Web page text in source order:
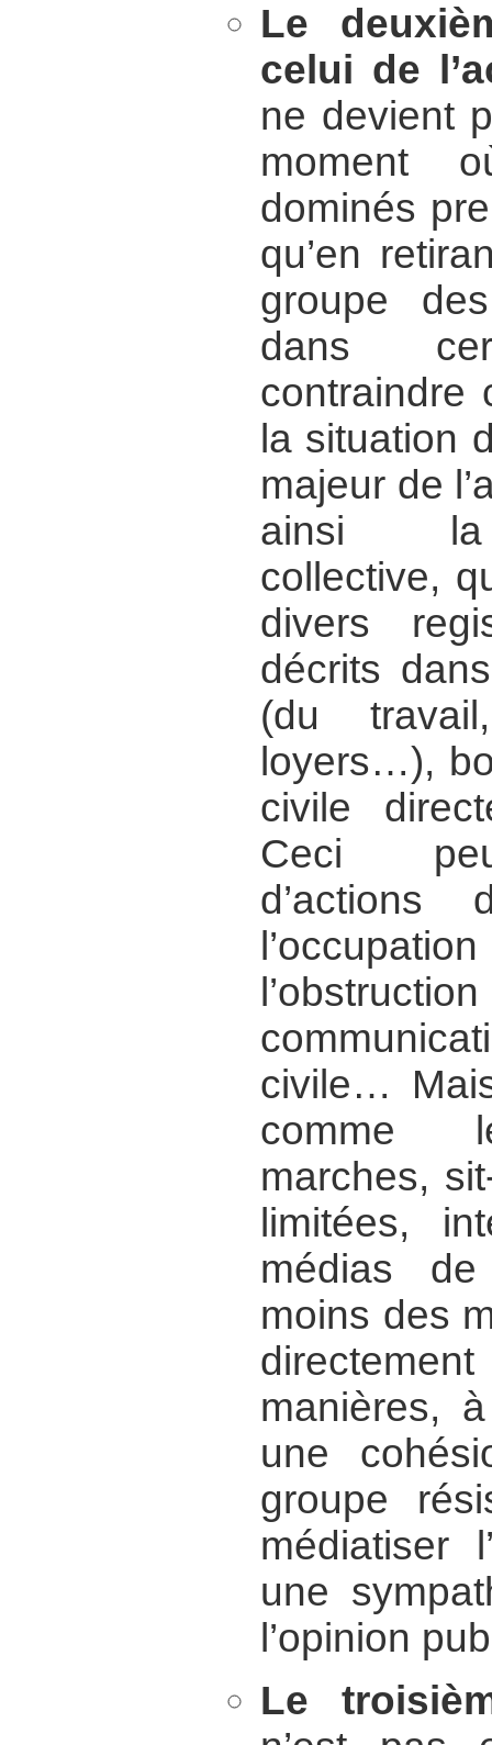
Le
celui de
ne devient
moment
dominés
qu’en
groupe
dans
contraindre
la situation
majeur de
ainsi la
collective,
divers
décrits
(du
loyers…),
civile
Ceci
d’actions
civile…
comme
marches,
limitées,
médias
moins des
manières,
une
groupe
médiatiser
une
l’opinion
Le